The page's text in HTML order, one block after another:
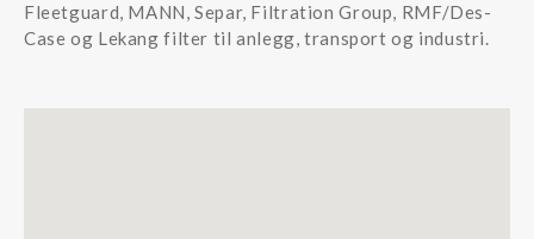
Fleetguard, MANN, Separ, Filtration Group, RMF/Des-
Case og Lekang filter til anlegg, transport og industri.